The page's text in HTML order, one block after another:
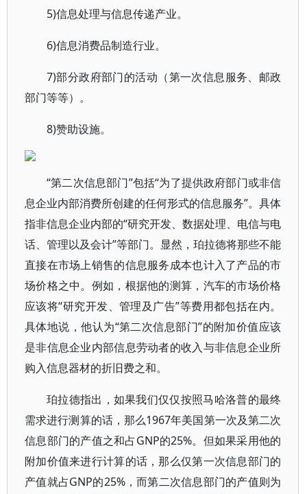
5)信息处理与信息传递产业。
6)信息消费品制造行业。
7)部分政府部门的活动（第一次信息服务、邮政
部门等等）。
8)赞助设施。
“第二次信息部门”包括“为了提供政府部门或非信
息企业内部消费所创建的任何形式的信息服务”。具体
指非信息企业内部的“研究开发、数据处理、电信与电
话、管理以及会计”等部门。显然，珀拉德将那些不能
直接在市场上销售的信息服务成本也计入了产品的市
场价格之中。例如，根据他的测算，汽车的市场价格
应该将“研究开发、管理及广告”等费用都包括在内。
具体地说，他认为“第二次信息部门”的附加价值应该
是非信息企业内部信息劳动者的收入与非信息企业所
购入信息器材的折旧费之和。
珀拉德指出，如果我们仅仅按照马哈洛普的最终
需求进行测算的话，那么1967年美国第一次及第二次
信息部门的产值之和占GNP的25%。但如果采用他的
附加价值来进行计算的话，那么仅第一次信息部门的
产值就占GNP的25%，而第二次信息部门的产值则为